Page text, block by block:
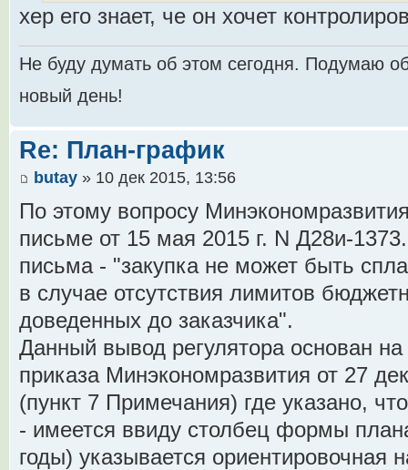
хер его знает, че он хочет
Не буду думать об этом сегодня. Подумаю
новый день!
Re: План-график
butay » 10 дек 2015, 13:56
По этому вопросу
письме от 15 мая 2015 г. N Д28и-
письма - "закупка не может быть
в случае отсутствия лимитов
доведенных до заказчика".
Данный вывод регулятора основан
приказа Минэкономразвития от 27
(пункт 7 Примечания) где указано,
- имеется ввиду столбец формы
годы) указывается ориентировочная